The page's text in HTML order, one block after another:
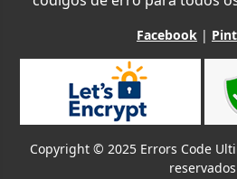
Facebook |
Copyright © 2025 Errors Code
reservados